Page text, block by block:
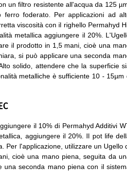
un filtro resistente all'acqua da 125
foderato. Per applicazioni ad
viscosità con il righello Permahyd
metallica aggiungere il 20%.
il prodotto in 1,5 mani, cioè una
si può applicare una seconda
solido, attendere che la superficie
metalliche è sufficiente 10 - 15µm
il 10% di Permahyd Additivi
aggiungere il 20%. Il pot life
Per l'applicazione, utilizzare un Ugello
cioè una mano piena, seguita da
seconda mano piena con il